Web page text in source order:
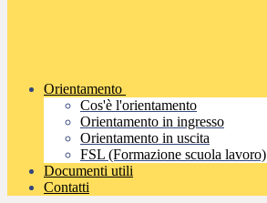
Orientamento
Cos'è l'orientamento
Orientamento in ingresso
Orientamento in uscita
FSL (Formazione scuola lavoro)
Documenti utili
Contatti